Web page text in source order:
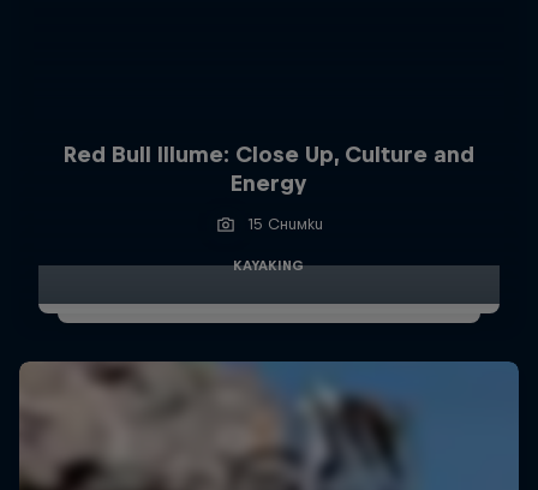
Red Bull Illume: Close Up, Culture and
Energy
15 Снимки
KAYAKING